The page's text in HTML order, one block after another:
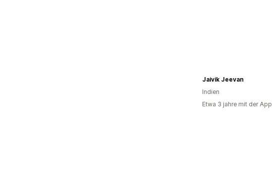
Jaivik Jeevan
Indien
Etwa 3 jahre mit der App